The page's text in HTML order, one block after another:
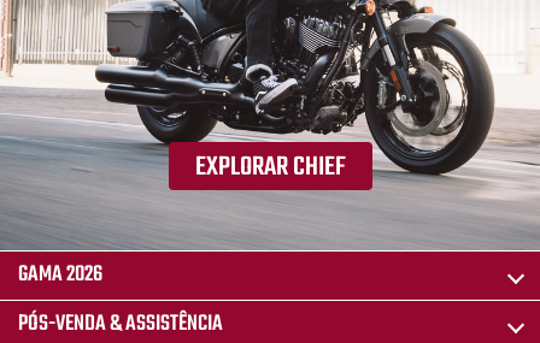
EXPLORAR CHIEF
GAMA 2026
PÓS-VENDA & ASSISTÊNCIA